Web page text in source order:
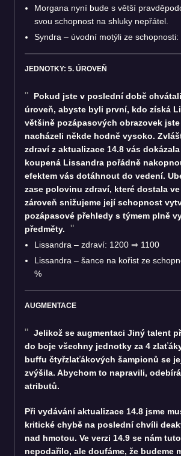
Morgana nyní bude s větší
svou schopnost na shluky nepřátel.
Syndra – úvodní motýli ze schopnosti:
JEDNOTKY: 5. ÚROVEŇ
Pokud jste v poslední době
úroveň, abyste byli první, kdo získá
většině pozápasových obrazovek
nacházeli někde hodně vysoko.
zdraví z aktualizace 14.8 vás
koupená Lissandra pořádně
efektem vás dotáhnout do vedení.
zase polovinu zdraví, které dostala ve
zároveň snižujeme její schopnost
pozápasové přehledy s týmem plně
předměty.
Lissandra – zdraví: 1200 ⇒ 1100
Lissandra – šance na kořist ze
%
AUGMENTACE
Jelikož se augmentaci Jiný talent
do boje všechny jednotky za 4
buffu čtyřzlaťákových šampionů se
zvýšila. Abychom to napravili,
atributů.
Při vydávání aktualizace 14.8 jsme
kritické chybě na poslední chvíli
nad hmotou. Ve verzi 14.9 se nám
nepodařilo, ale doufáme, že budeme